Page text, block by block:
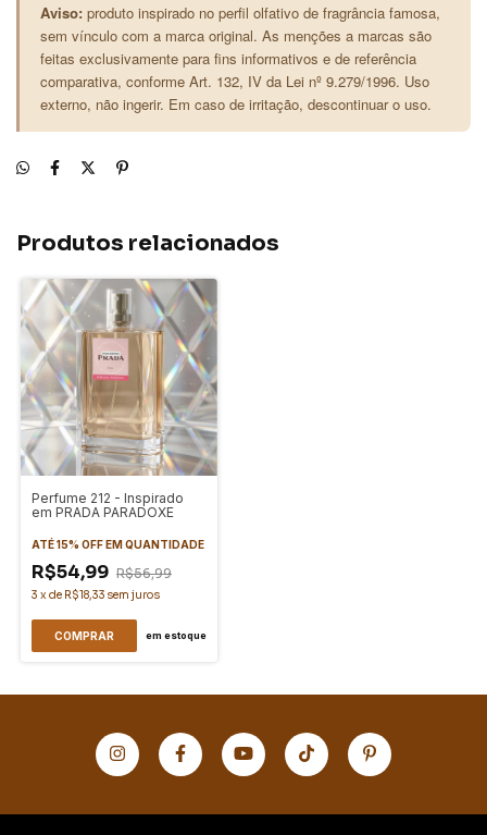
Aviso: produto inspirado no perfil olfativo de fragrância famosa,
sem vínculo com a marca original. As menções a marcas são
feitas exclusivamente para fins informativos e de referência
comparativa, conforme Art. 132, IV da Lei nº 9.279/1996. Uso
externo, não ingerir. Em caso de irritação, descontinuar o uso.
Produtos relacionados
Perfume 212 - Inspirado
em PRADA PARADOXE
ATÉ 15% OFFEM QUANTIDADE
R$54,99 R$56,99
3 x de R$18,33 sem juros
COMPRAR em estoque